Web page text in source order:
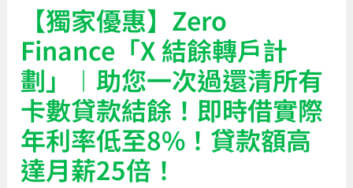
【獨家優惠】Zero
Finance「X 結餘轉戶計
劃」︱助您一次過還清所有
卡數貸款結餘！即時借實際
年利率低至8%！貸款額高
達月薪25倍！